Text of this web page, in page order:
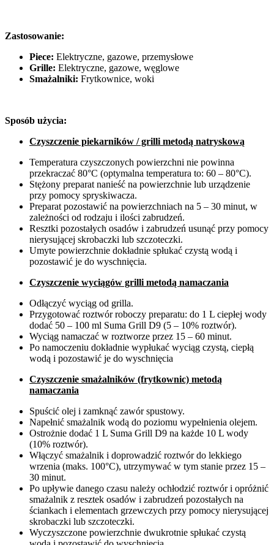
Zastosowanie:
Piece: Elektryczne, gazowe, przemysłowe
Grille: Elektryczne, gazowe, węglowe
Smażalniki: Frytkownice, woki
Sposób użycia:
Czyszczenie piekarników / grilli metodą natryskową
Temperatura czyszczonych powierzchni nie powinna
przekraczać 80°C (optymalna temperatura to: 60 – 80°C).
Stężony preparat nanieść na powierzchnie lub urządzenie
przy pomocy spryskiwacza.
Preparat pozostawić na powierzchniach na 5 – 30 minut, w
zależności od rodzaju i ilości zabrudzeń.
Resztki pozostałych osadów i zabrudzeń usunąć przy pomocy
nierysującej skrobaczki lub szczoteczki.
Umyte powierzchnie dokładnie spłukać czystą wodą i
pozostawić je do wyschnięcia.
Czyszczenie wyciągów grilli metodą namaczania
Odłączyć wyciąg od grilla.
Przygotować roztwór roboczy preparatu: do 1 L ciepłej wody
dodać 50 – 100 ml Suma Grill D9 (5 – 10% roztwór).
Wyciąg namaczać w roztworze przez 15 – 60 minut.
Po namoczeniu dokładnie wypłukać wyciąg czystą, ciepłą
wodą i pozostawić je do wyschnięcia
Czyszczenie smażalników (frytkownic) metodą
namaczania
Spuścić olej i zamknąć zawór spustowy.
Napełnić smażalnik wodą do poziomu wypełnienia olejem.
Ostrożnie dodać 1 L Suma Grill D9 na każde 10 L wody
(10% roztwór).
Włączyć smażalnik i doprowadzić roztwór do lekkiego
wrzenia (maks. 100°C), utrzymywać w tym stanie przez 15 –
30 minut.
Po upływie danego czasu należy ochłodzić roztwór i opróżnić
smażalnik z resztek osadów i zabrudzeń pozostałych na
ściankach i elementach grzewczych przy pomocy nierysującej
skrobaczki lub szczoteczki.
Wyczyszczone powierzchnie dwukrotnie spłukać czystą